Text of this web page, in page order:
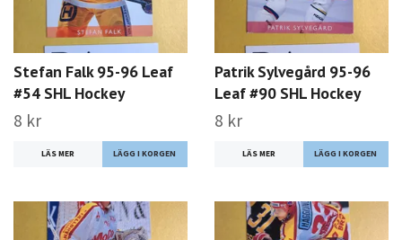
Stefan Falk 95-96 Leaf
#54 SHL Hockey
8 kr
LÄS MER
Patrik Sylvegård 95-96
Leaf #90 SHL Hockey
8 kr
LÄS MER